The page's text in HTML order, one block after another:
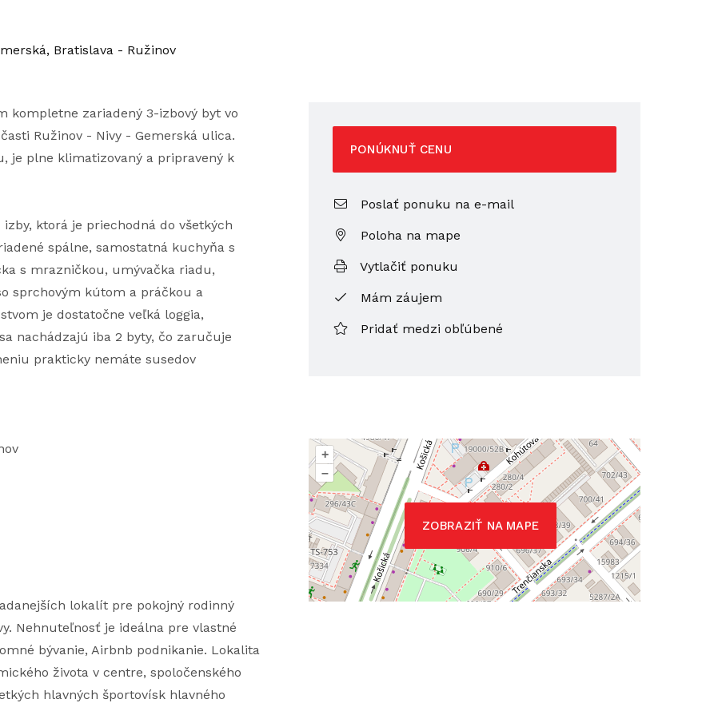
Bratislava - Ružinov
kompletne zariadený 3-izbový byt vo
Ružinov - Nivy - Gemerská ulica.
je plne klimatizovaný a pripravený k
ktorá je priechodná do všetkých
spálne, samostatná kuchyňa s
s mrazničkou, umývačka riadu,
sprchovým kútom a práčkou a
je dostatočne veľká loggia,
nachádzajú iba 2 byty, čo zaručuje
prakticky nemáte susedov
lokalít pre pokojný rodinný
Nehnuteľnosť je ideálna pre vlastné
bývanie, Airbnb podnikanie. Lokalita
života v centre, spoločenského
hlavných športovísk hlavného
PONÚKNUŤ CENU
Poslať ponuku na e-mail
Poloha na mape
Vytlačiť ponuku
Mám záujem
Pridať medzi obľúbené
ZOBRAZIŤ NA MAPE
+
–